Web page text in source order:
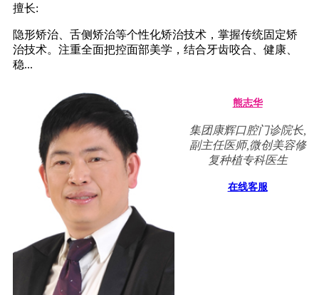
擅长:
隐形矫治、舌侧矫治等个性化矫治技术，掌握传统固定矫
治技术。注重全面把控面部美学，结合牙齿咬合、健康、
稳...
熊志华
集团康辉口腔门诊院长,
副主任医师,微创美容修
复种植专科医生
在线客服